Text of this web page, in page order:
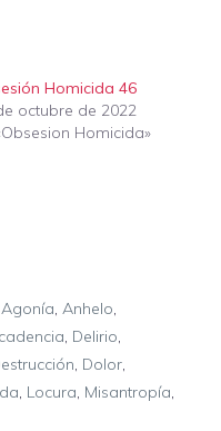
Homicida 46
octubre de 2022
Homicida»
Agonía, Anhelo,
, Delirio,
, Dolor,
, Locura, Misantropía,